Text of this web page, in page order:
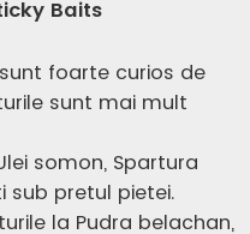
Baits
foarte curios de
sunt mai mult
somon, Spartura
sub pretul pietei.
la Pudra belachan,